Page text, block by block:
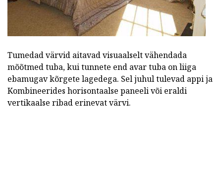
Tumedad värvid aitavad visuaalselt vähendada
mõõtmed tuba, kui tunnete end avar tuba on liiga
ebamugav kõrgete lagedega. Sel juhul tulevad appi ja
Kombineerides horisontaalse paneeli või eraldi
vertikaalse ribad erinevat värvi.